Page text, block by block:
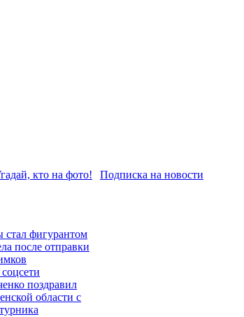
кто на фото! Подписка на новости
фигурантом
после отправки
поздравил
области с